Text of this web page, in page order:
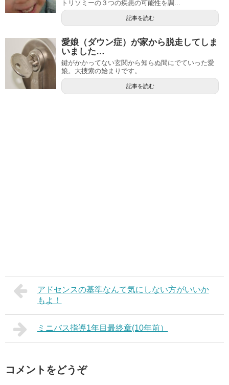
トリソミーの３つの疾患の可能性を調...
記事を読む
愛娘（ダウン症）が家から脱走してしま
いました…
鍵がかかってない玄関から知らぬ間にでていった愛
娘。大捜索の始まりです。
記事を読む
アドセンスの基準なんて気にしない方がいいか
もよ！
ミニバス指導1年目最終章(10年前）
コメントをどうぞ